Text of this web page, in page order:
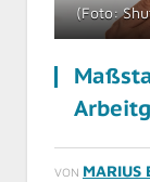
(Foto:
VON MARIUS